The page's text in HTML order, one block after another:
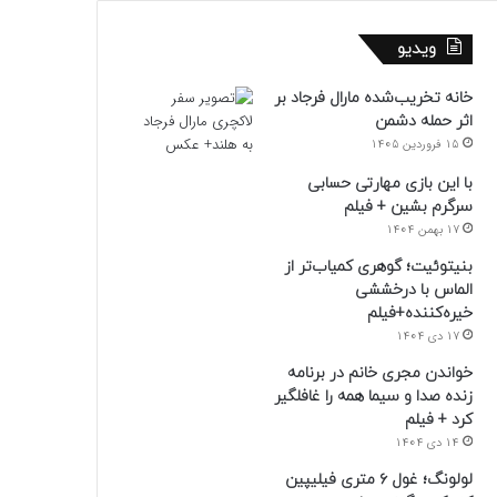
ویدیو
خانه تخریب‌شده مارال فرجاد بر
اثر حمله دشمن
15 فروردین 1405
با این بازی مهارتی حسابی
سرگرم بشین + فیلم
17 بهمن 1404
بنیتوئیت؛ گوهری کمیاب‌تر از
الماس با درخششی
خیره‌کننده+فیلم
17 دی 1404
خواندن مجری خانم در برنامه
زنده صدا و سیما همه را غافلگیر
کرد + فیلم
14 دی 1404
لولونگ؛ غول ۶ متری فیلیپین